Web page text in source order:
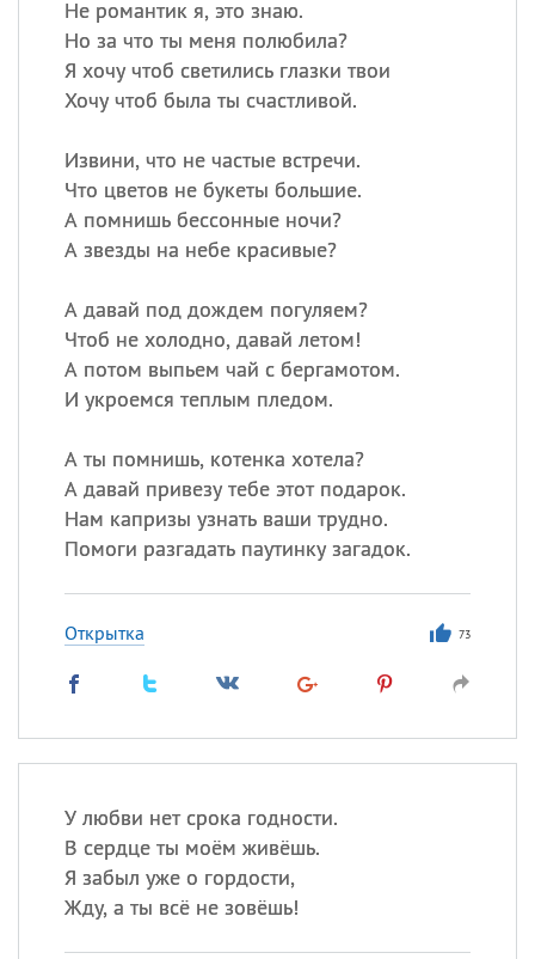
Не романтик я, это знаю.
Но за что ты меня полюбила?
Я хочу чтоб светились глазки твои
Хочу чтоб была ты счастливой.
Извини, что не частые встречи.
Что цветов не букеты большие.
А помнишь бессонные ночи?
А звезды на небе красивые?
А давай под дождем погуляем?
Чтоб не холодно, давай летом!
А потом выпьем чай с бергамотом.
И укроемся теплым пледом.
А ты помнишь, котенка хотела?
А давай привезу тебе этот подарок.
Нам капризы узнать ваши трудно.
Помоги разгадать паутинку загадок.
Открытка 73
У любви нет срока годности.
В сердце ты моём живёшь.
Я забыл уже о гордости,
Жду, а ты всё не зовёшь!